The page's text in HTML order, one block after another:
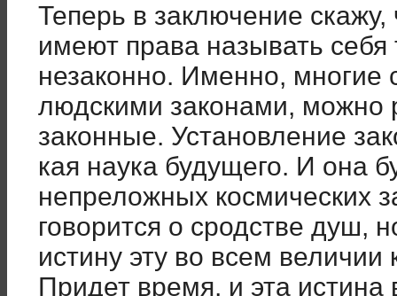
Теперь в заключение
имеют права называть
незаконно. Именно,
людскими законами, можно
законные. Установление
кая наука будущего. И она
непреложных космических
говорится о сродстве душ,
исти­ну эту во всем
Придет время, и эта истина